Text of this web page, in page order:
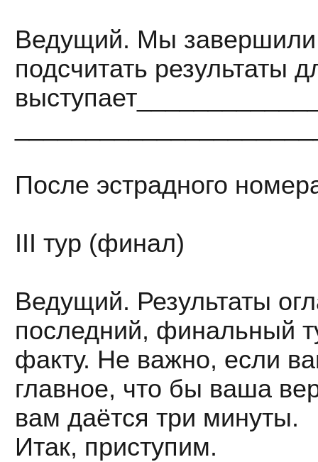
Ведущий. Мы завершили
подсчитать результаты
После эстрадного
III тур (финал)
Ведущий. Результаты
последний, финальный
факту. Не важно, если
главное, что бы ваша
вам даётся три минуты.
Итак, приступим.